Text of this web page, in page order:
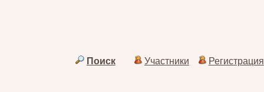
Поиск Участники Регистрация